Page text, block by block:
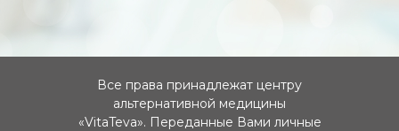
Все права принадлежат центру
альтернативной медицины
«VitaTeva». Переданные Вами личные